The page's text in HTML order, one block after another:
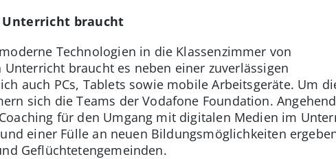
Unterricht braucht
Technologien in die Klassenzimmer von
braucht es neben einer zuverlässigen
auch PCs, Tablets sowie mobile Arbeitsgeräte. Um
sich die Teams der Vodafone Foundation.
für den Umgang mit digitalen Medien im
einer Fülle an neuen Bildungsmöglichkeiten
Geflüchtetengemeinden.